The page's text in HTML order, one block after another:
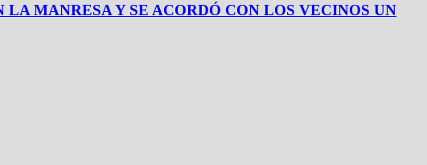
MANRESA Y SE ACORDÓ CON LOS VECINOS UN